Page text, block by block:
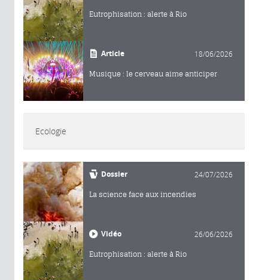
Eutrophisation : alerte à Rio
Article 18/06/2026
Musique : le cerveau aime anticiper
Ecologie
Dossier 24/07/2026
La science face aux incendies
Vidéo 26/06/2026
Eutrophisation : alerte à Rio